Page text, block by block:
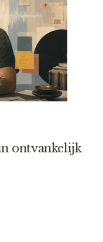
ontvankelijk